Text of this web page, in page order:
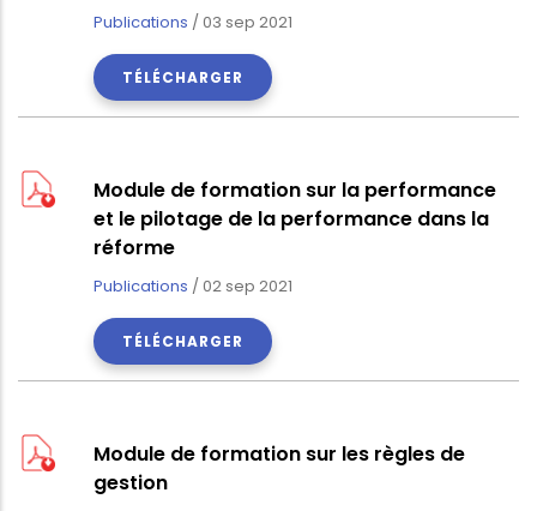
Publications / 03 sep 2021
TÉLÉCHARGER
Module de formation sur la performance
et le pilotage de la performance dans la
réforme
Publications / 02 sep 2021
TÉLÉCHARGER
Module de formation sur les règles de
gestion